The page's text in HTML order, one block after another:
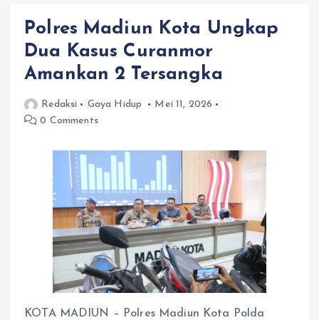
Polres Madiun Kota Ungkap
Dua Kasus Curanmor
Amankan 2 Tersangka
Redaksi Gaya Hidup
Mei 11, 2026
0 Comments
KOTA MADIUN – Polres Madiun Kota Polda